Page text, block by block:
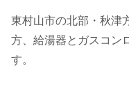
東村山市の北部・秋津
方、給湯器とガスコン
す。